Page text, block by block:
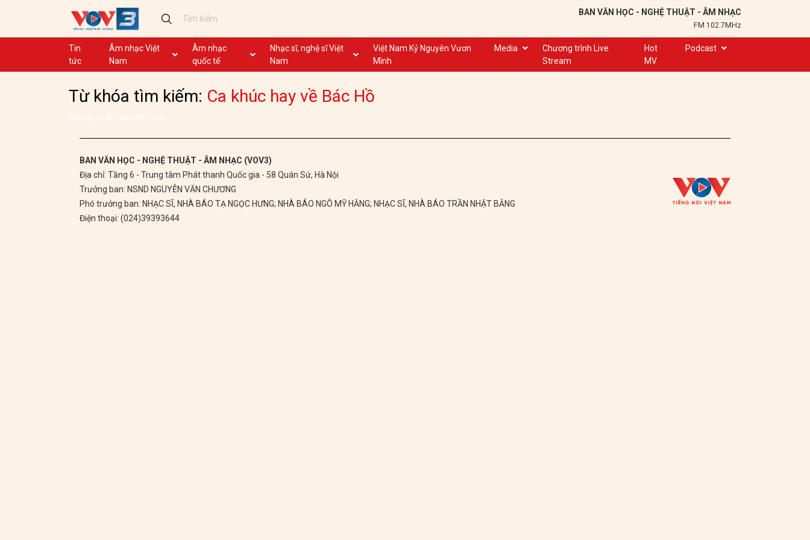
BAN VĂN HỌC - NGHỆ THUẬT - ÂM NHẠC
FM 102.7MHz
Tin
tức
Âm nhạc Việt
Nam
Ca khúc
Nhạc mới
Dân ca
GHTP
Chủ tịch Hồ Chí Minh
Ca khúc thi đua ái quốc
Ca nhạc theo yêu cầu
Âm nhạc
quốc tế
Ca khúc
Không lời
Nhạc sĩ, nghệ sĩ Việt
Nam
Nghệ sĩ biểu diễn VN
Nhạc sĩ VN
Việt Nam Kỷ Nguyên Vươn
Mình
Media
Dân ca
Chương trình Live
Stream
Hot
MV
Podcast
Trạm 102,7
Đôi bạn văn chương
Hành trình sáng tạo
Từ khóa tìm kiếm: Ca khúc hay về Bác Hồ
Không có kết quả phù hợp
BAN VĂN HỌC - NGHỆ THUẬT - ÂM NHẠC (VOV3)
Địa chỉ: Tầng 6 - Trung tâm Phát thanh Quốc gia - 58 Quán Sứ, Hà Nội
Trưởng ban: NSND NGUYỄN VĂN CHƯƠNG
Phó trưởng ban: NHẠC SĨ, NHÀ BÁO TẠ NGỌC HƯNG; NHÀ BÁO NGÔ MỸ HẰNG; NHẠC SĨ, NHÀ BÁO TRẦN NHẬT BẰNG
Điện thoại: (024)39393644